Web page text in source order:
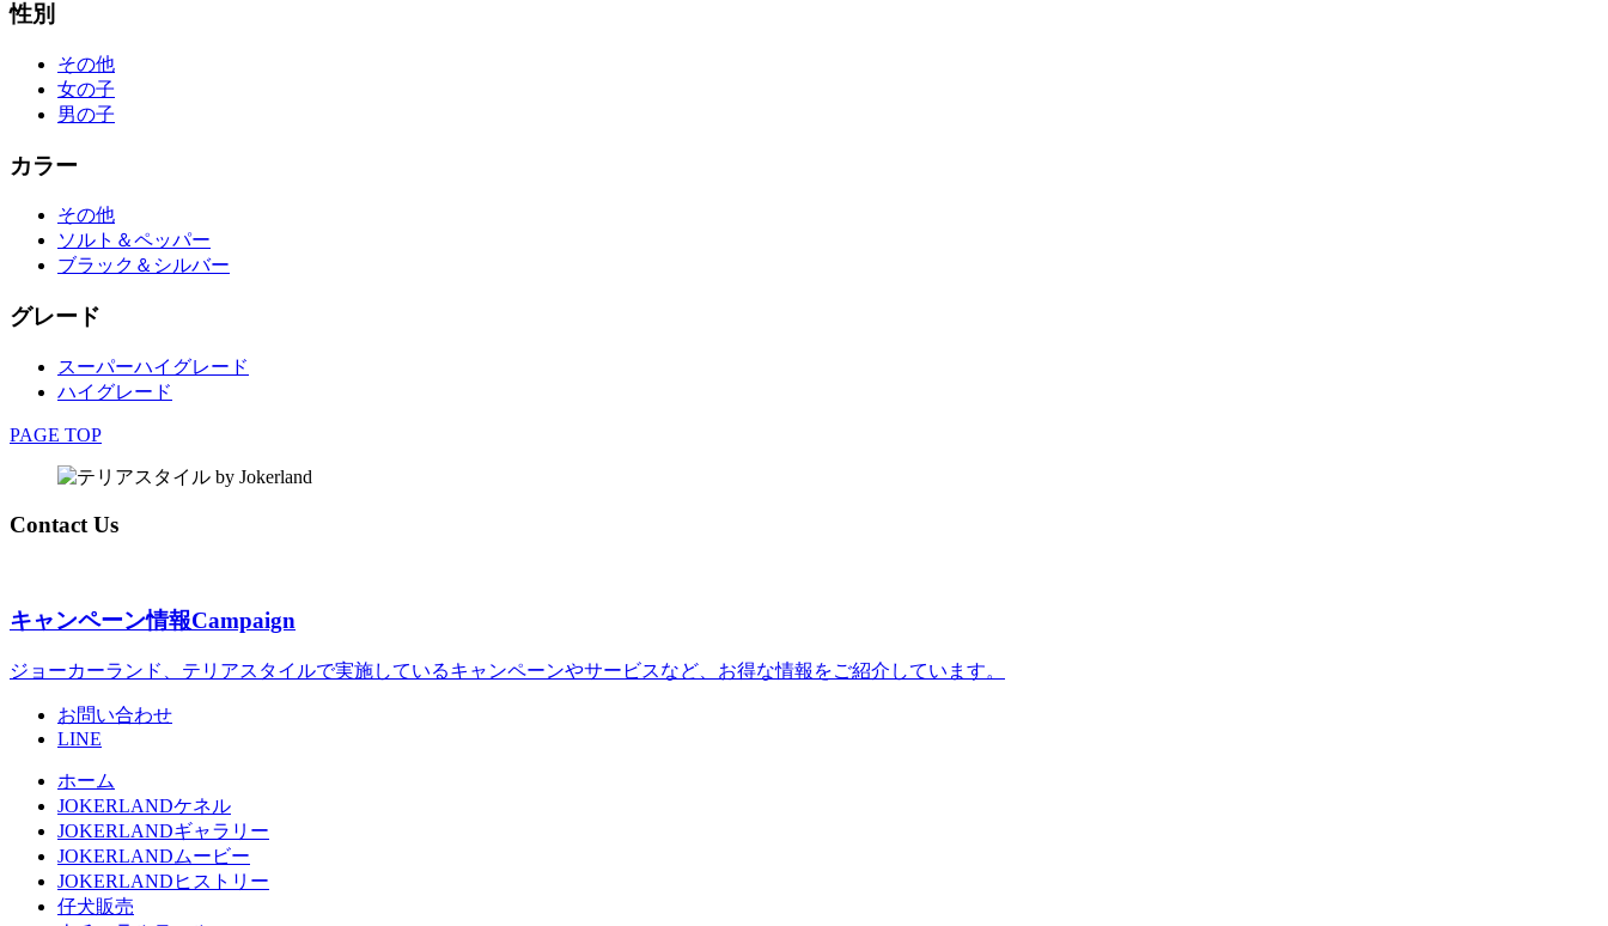
性別
その他
女の子
男の子
カラー
その他
ソルト＆ペッパー
ブラック＆シルバー
グレード
スーパーハイグレード
ハイグレード
PAGE TOP
Contact Us
キャンペーン情報Campaign
ジョーカーランド、テリアスタイルで実施しているキャンペーンやサービスなど、お得な情報をご紹介しています。
お問い合わせ
LINE
ホーム
JOKERLANDケネル
JOKERLANDギャラリー
JOKERLANDムービー
JOKERLANDヒストリー
仔犬販売